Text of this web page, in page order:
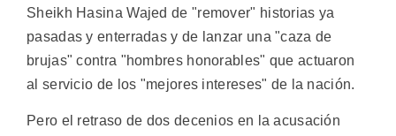
Sheikh Hasina Wajed de "remover" historias ya
pasadas y enterradas y de lanzar una "caza de
brujas" contra "hombres honorables" que actuaron
al servicio de los "mejores intereses" de la nación.
Pero el retraso de dos decenios en la acusación